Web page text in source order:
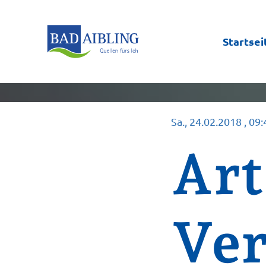
Sa., 24.02.2018 ,